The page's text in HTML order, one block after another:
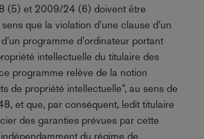
(5) et 2009/24 (6) doivent être
que la violation d’une clause d’un
programme d’ordinateur portant
intellectuelle du titulaire des
programme relève de la notion
de propriété intellectuelle”, au sens de
et que, par conséquent, ledit titulaire
des garanties prévues par cette
du régime de